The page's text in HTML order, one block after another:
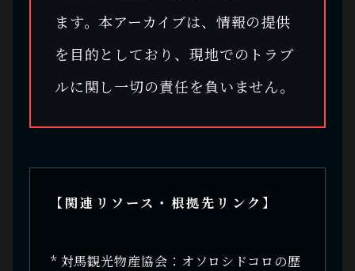
ます。本アーカイブは、情報の提供
を目的としており、現地でのトラブ
ルに関し一切の責任を負いません。
【関連リソース・根拠先リンク】
* 対馬観光物産協会：オソロシドコロの歴